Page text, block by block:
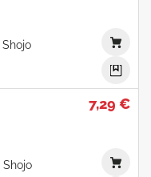
Shojo
7,29 €
Shojo